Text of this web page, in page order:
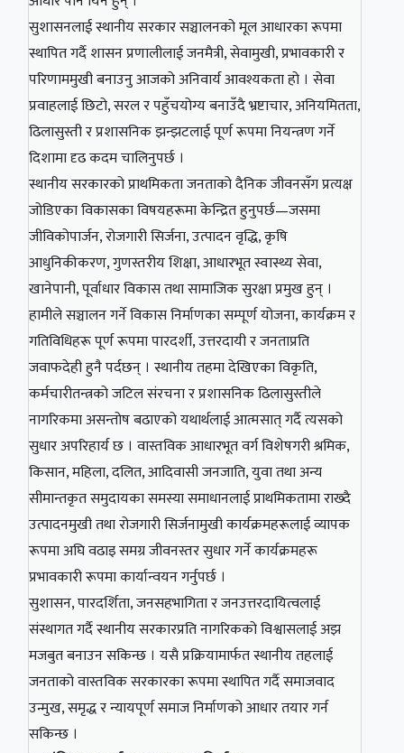
सुशासनलाई स्थानीय सरकार सञ्चालनको मूल आधारका रूपमा
स्थापित गर्दै शासन प्रणालीलाई जनमैत्री, सेवामुखी, प्रभावकारी र
परिणाममुखी बनाउनु आजको अनिवार्य आवश्यकता हो । सेवा
प्रवाहलाई छिटो, सरल र पहुँचयोग्य बनाउँदै भ्रष्टाचार, अनियमितता,
ढिलासुस्ती र प्रशासनिक झन्झटलाई पूर्ण रूपमा नियन्त्रण गर्ने
दिशामा दृढ कदम चालिनुपर्छ ।
स्थानीय सरकारको प्राथमिकता जनताको दैनिक जीवनसँग प्रत्यक्ष
जोडिएका विकासका विषयहरूमा केन्द्रित हुनुपर्छ—जसमा
जीविकोपार्जन, रोजगारी सिर्जना, उत्पादन वृद्धि, कृषि
आधुनिकीकरण, गुणस्तरीय शिक्षा, आधारभूत स्वास्थ्य सेवा,
खानेपानी, पूर्वाधार विकास तथा सामाजिक सुरक्षा प्रमुख हुन् ।
हामीले सञ्चालन गर्ने विकास निर्माणका सम्पूर्ण योजना, कार्यक्रम र
गतिविधिहरू पूर्ण रूपमा पारदर्शी, उत्तरदायी र जनताप्रति
जवाफदेही हुनै पर्दछन् । स्थानीय तहमा देखिएका विकृति,
कर्मचारीतन्त्रको जटिल संरचना र प्रशासनिक ढिलासुस्तीले
नागरिकमा असन्तोष बढाएको यथार्थलाई आत्मसात् गर्दै त्यसको
सुधार अपरिहार्य छ । वास्तविक आधारभूत वर्ग विशेषगरी श्रमिक,
किसान, महिला, दलित, आदिवासी जनजाति, युवा तथा अन्य
सीमान्तकृत समुदायका समस्या समाधानलाई प्राथमिकतामा राख्दै
उत्पादनमुखी तथा रोजगारी सिर्जनामुखी कार्यक्रमहरूलाई व्यापक
रूपमा अघि वढाइ समग्र जीवनस्तर सुधार गर्ने कार्यक्रमहरू
प्रभावकारी रूपमा कार्यान्वयन गर्नुपर्छ ।
सुशासन, पारदर्शिता, जनसहभागिता र जनउत्तरदायित्वलाई
संस्थागत गर्दै स्थानीय सरकारप्रति नागरिकको विश्वासलाई अझ
मजबुत बनाउन सकिन्छ । यसै प्रक्रियामार्फत स्थानीय तहलाई
जनताको वास्तविक सरकारका रूपमा स्थापित गर्दै समाजवाद
उन्मुख, समृद्ध र न्यायपूर्ण समाज निर्माणको आधार तयार गर्न
सकिन्छ ।